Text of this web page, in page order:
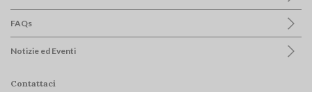
FAQs
Notizie ed Eventi
Contattaci